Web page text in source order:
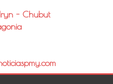
- Chubut